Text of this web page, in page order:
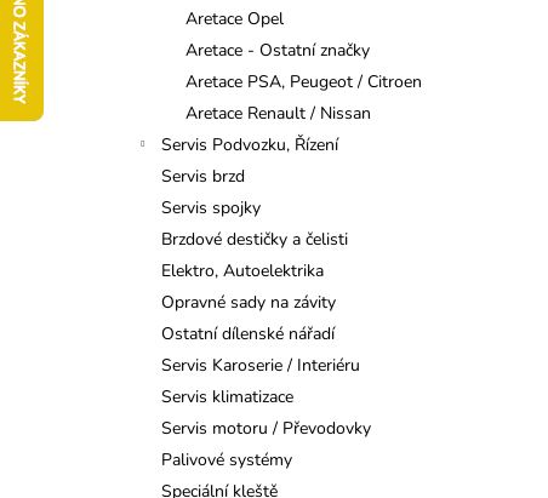
Aretace Opel
Aretace - Ostatní značky
Aretace PSA, Peugeot / Citroen
Aretace Renault / Nissan
Servis Podvozku, Řízení
Servis brzd
Servis spojky
Brzdové destičky a čelisti
Elektro, Autoelektrika
Opravné sady na závity
Ostatní dílenské nářadí
Servis Karoserie / Interiéru
Servis klimatizace
Servis motoru / Převodovky
Palivové systémy
Speciální kleště
SADA OTEVŘENÝCH KLÍČŮ NA
POTRUBÍ (VRANÍ OKA) 8–32 MM –
19KS
699 Kč